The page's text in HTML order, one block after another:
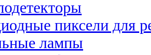
пиксели для
лампы